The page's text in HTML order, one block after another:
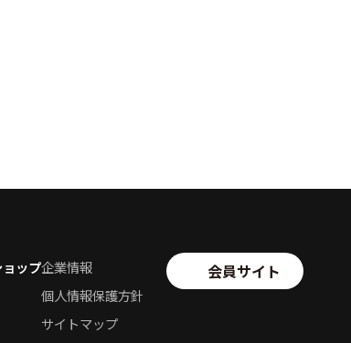
ップ企業情報
個人情報保護方針
サイトマップ
会員サイト